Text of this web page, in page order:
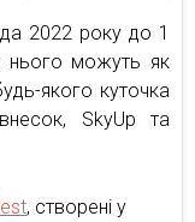
2022 року до 1
нього можуть як
якого куточка
SkyUp та
, створені у